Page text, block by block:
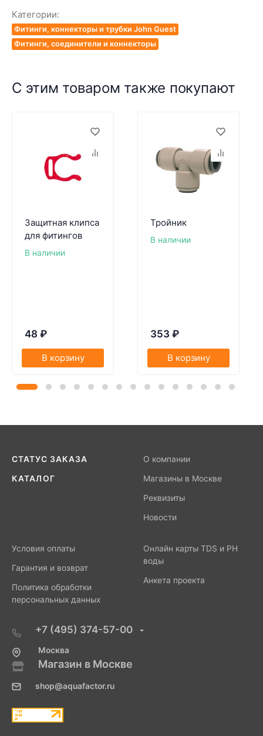
Категории:
Фитинги, коннекторы и трубки John Guest
Фитинги, соединители и коннекторы
С этим товаром также покупают
Защитная клипса
для фитингов
В наличии
48 ₽
В корзину
Тройник
В наличии
353 ₽
В корзину
СТАТУС ЗАКАЗА
КАТАЛОГ
О компании
Магазины в Москве
Реквизиты
Новости
Условия оплаты
Гарантия и возврат
Политика обработки
персональных данных
Онлайн карты TDS и PH
воды
Анкета проекта
+7 (495) 374-57-00
Москва
Магазин в Москве
shop@aquafactor.ru